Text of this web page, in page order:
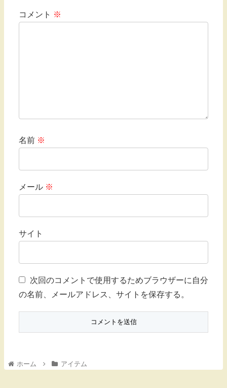
コメント ※
名前 ※
メール ※
サイト
次回のコメントで使用するためブラウザーに自分
の名前、メールアドレス、サイトを保存する。
ホーム アイテム